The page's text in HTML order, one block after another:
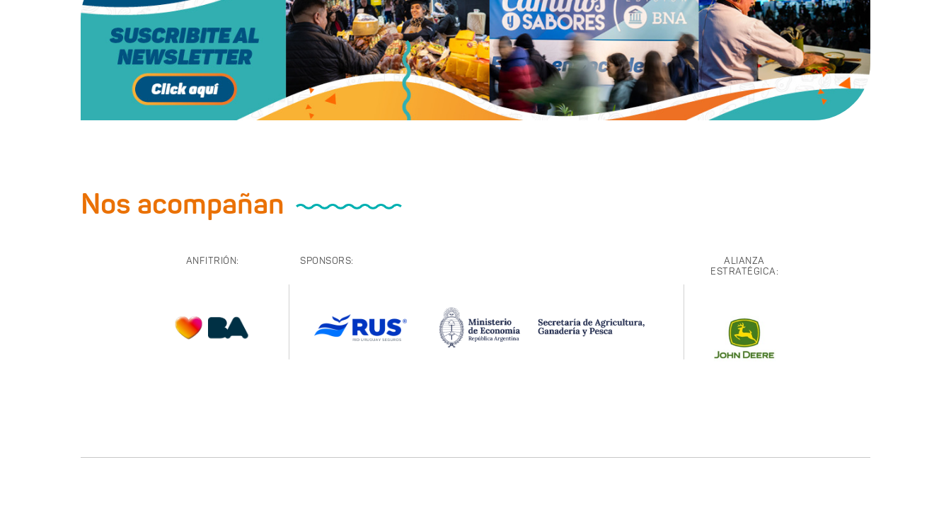
Nos acompañan
ANFITRIÓN: SPONSORS:
ALIANZA
ESTRATÉGICA: